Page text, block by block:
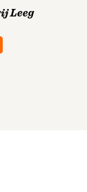
Leeg